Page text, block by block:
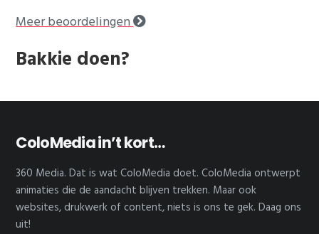
Meer beoordelingen
Bakkie doen?
Footer
ColoMedia in’t kort…
360 Media. Dat is wat ColoMedia doet. ColoMedia ontwerpt
animaties die de aandacht blijven trekken. Maar ook
websites, drukwerk of content, niets is ons te gek. Daag ons
uit!